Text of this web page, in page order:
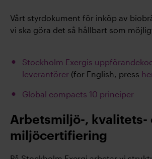
Vårt styrdokument för inköp av
vi ska göra det så hållbart som
Stockholm Exergis
leverantörer (for English, press
Global compacts 10 principer
Arbetsmiljö-, kvalitets-
miljöcertifiering